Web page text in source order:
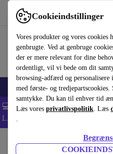
Cookieindstillinger
Vores produkter og vores
genbrugte. Ved at genbruge
der er mere relevant for dine
ordentligt, vil vi bede om dit
browsing-adfærd og
med første- og
samtykke. Du kan til enhver tid
Læs vores privatlivspolitik. Læs
.
Brug refurbed hurtigt og nemt
Smartphones Bærbare Tablets
💻 Ekstra 5% rabat på alle
LAPTOP5 -
Husholdning